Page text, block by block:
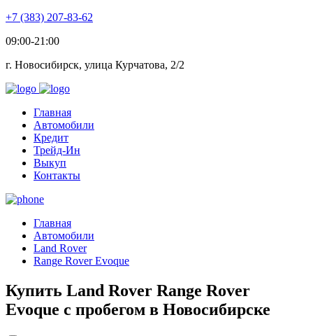
+7 (383) 207-83-62
09:00-21:00
г. Новосибирск, улица Курчатова, 2/2
Главная
Автомобили
Кредит
Трейд-Ин
Выкуп
Контакты
Главная
Автомобили
Land Rover
Range Rover Evoque
Купить Land Rover Range Rover
Evoque с пробегом в Новосибирске